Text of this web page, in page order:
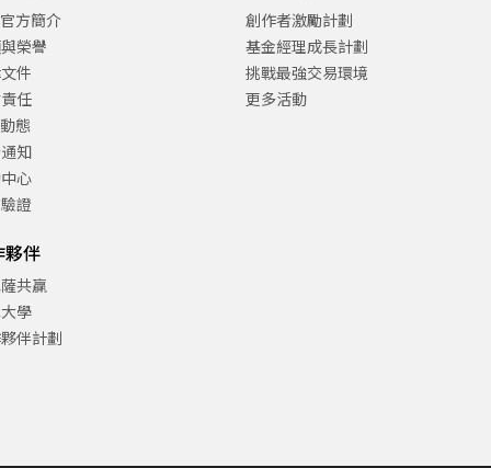
方簡介
榮譽
件
任
態
知
心
證
夥伴
共贏
學
伴計劃
創作者激勵計劃
基金經理成長計劃
挑戰最強交易環境
更多活動